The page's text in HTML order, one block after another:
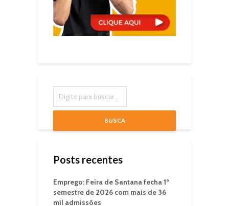
BUSCA
Posts recentes
Emprego: Feira de Santana fecha 1º
semestre de 2026 com mais de 36
mil admissões